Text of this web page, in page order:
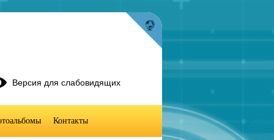
Версия для слабовидящих
Контакты